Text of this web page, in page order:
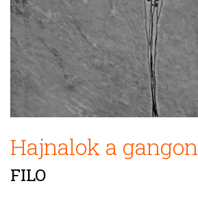
Hajnalok a gangon
FILO